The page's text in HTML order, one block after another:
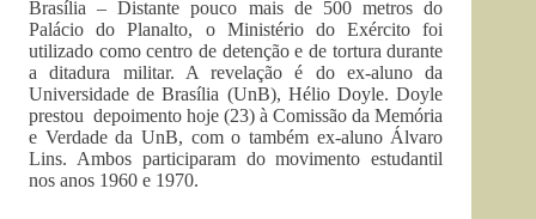
Brasília – Distante pouco mais de 500 metros do
Palácio do Planalto, o Ministério do Exército foi
utilizado como centro de detenção e de tortura durante
a ditadura militar. A revelação é do ex-aluno da
Universidade de Brasília (UnB), Hélio Doyle. Doyle
prestou depoimento hoje (23) à Comissão da Memória
e Verdade da UnB, com o também ex-aluno Álvaro
Lins. Ambos participaram do movimento estudantil
nos anos 1960 e 1970.